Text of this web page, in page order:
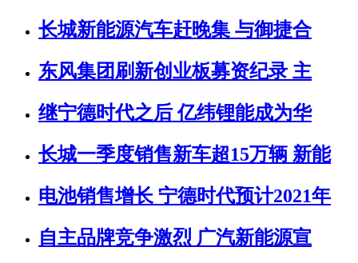
长城新能源汽车赶晚集 与御捷合
东风集团刷新创业板募资纪录 主
继宁德时代之后 亿纬锂能成为华
长城一季度销售新车超15万辆 新能
电池销售增长 宁德时代预计2021年
自主品牌竞争激烈 广汽新能源宣